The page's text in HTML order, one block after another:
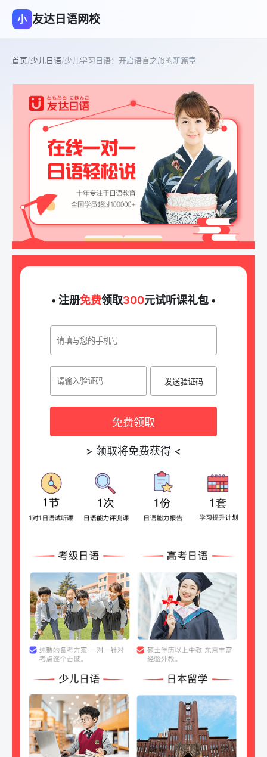
小 友达日语网校
首页/少儿日语/少儿学习日语：开启语言之旅的新篇章
• 注册免费领取300元试听课礼包 •
发送验证码
免费领取
> 领取将免费获得 <